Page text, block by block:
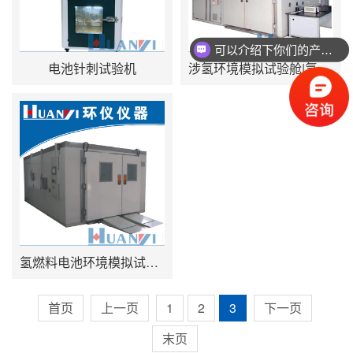
电池针刺试验机 涉氢环境模拟试验舱|氢燃料电池环境模拟试验箱
氢燃料电池环境模拟试验舱
首页 上一页 1 2 3
下一页
末页